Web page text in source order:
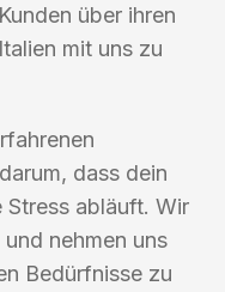
über ihren
mit uns zu
dass dein
Stress abläuft. Wir
nehmen uns
Bedürfnisse zu